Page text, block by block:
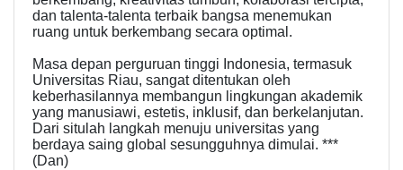
dan talenta-talenta terbaik bangsa menemukan
ruang untuk berkembang secara optimal.
Masa depan perguruan tinggi Indonesia, termasuk
Universitas Riau, sangat ditentukan oleh
keberhasilannya membangun lingkungan akademik
yang manusiawi, estetis, inklusif, dan berkelanjutan.
Dari situlah langkah menuju universitas yang
berdaya saing global sesungguhnya dimulai. ***
(Dan)